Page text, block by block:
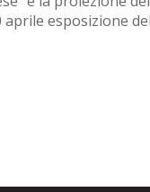
aprile esposizione